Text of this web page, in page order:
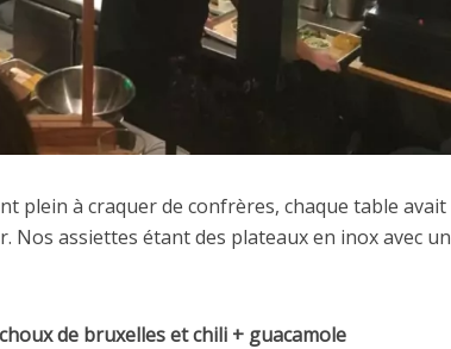
plein à craquer de confrères, chaque table avait
Nos assiettes étant des plateaux en inox avec un
de bruxelles et chili + guacamole